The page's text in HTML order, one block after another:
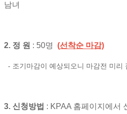
남녀
2. 정 원 : 50명 (선착순 마감)
- 조기마감이 예상되오니 마감전 미리
3. 신청방법 : KPAA 홈페이지에서